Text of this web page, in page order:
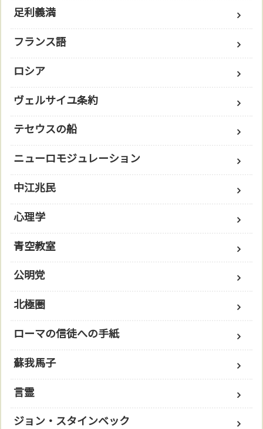
足利義満
フランス語
ロシア
ヴェルサイユ条約
テセウスの船
ニューロモジュレーション
中江兆民
心理学
青空教室
公明党
北極圏
ローマの信徒への手紙
蘇我馬子
言霊
ジョン・スタインベック